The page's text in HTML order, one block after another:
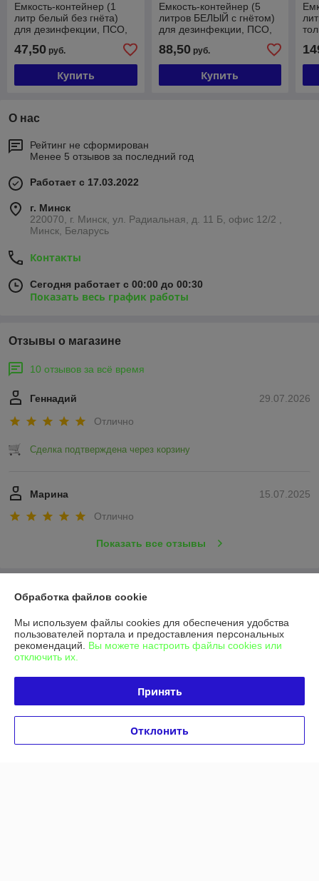
Емкость-контейнер (1
литр белый без гнёта)
для дезинфекции, ПСО,
химической стерилизации
изделий +20% НДС
47,50 руб.
Купить
Емкость-контейнер (5
литров БЕЛЫЙ с гнётом)
для дезинфекции, ПСО,
химической стерилизации
изделий +20% НДС
88,50руб.
Купить
О нас
Рейтинг не сформирован
Менее 5 отзывов за последний год
Работает с 17.03.2022
г. Минск
220070, г. Минск, ул. Радиальная, д. 11 Б, офис 12/2 ,
Минск, Беларусь
Контакты
Сегодня работает с 00:00 до 00:30
Показать весь график работы
Отзывы о магазине
10 отзывов за всё время
29.07.2026
Геннадий
Отлично
Сделка подтверждена через корзину
15.07.2025
Марина
Отлично
Показать все отзывы
О нас
Контакты
Доставка и оплата
Обработка файлов cookie
Мы используем файлы cookies для обеспечения удобства
пользователей портала и предоставления персональных
рекомендаций. Вы можете настроить файлы cookies или
отключить их.
Принять
Отклонить